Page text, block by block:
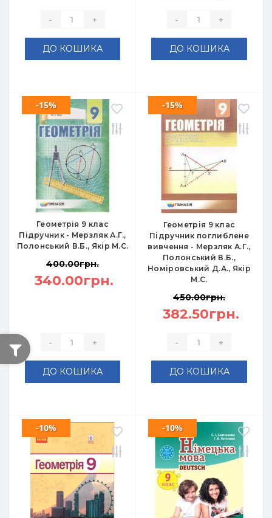
- +
ДО КОШИКА
- +
ДО КОШИКА
Геометрія 9 клас
Підручник - Мерзляк А.Г.,
Полонський В.Б., Якір М.С.
-15%
400.00грн.
340.00грн.
- +
ДО КОШИКА
Геометрія 9 клас
Підручник поглиблене
вивчення - Мерзляк А.Г.,
Полонський В.Б.,
Номіровський Д.А., Якір
М.С.
-15%
450.00грн.
382.50грн.
- +
ДО КОШИКА
-10% -10%